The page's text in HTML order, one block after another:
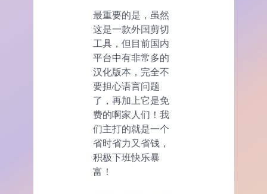
最重要的是，虽然
这是一款外国剪切
工具，但目前国内
平台中有非常多的
汉化版本，完全不
要担心语言问题
了，再加上它是免
费的啊家人们！我
们主打的就是一个
省时省力又省钱，
积极下班快乐暴
富！